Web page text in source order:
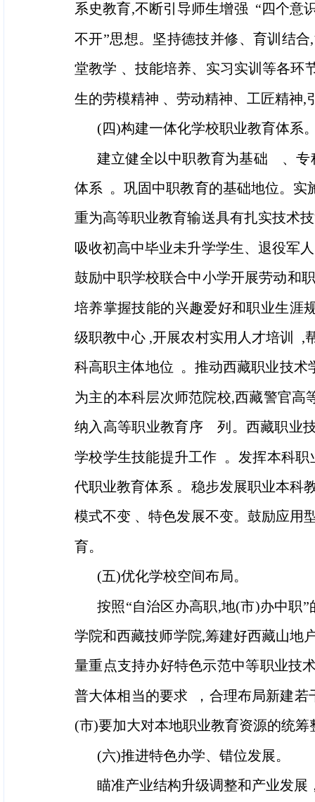
系史教育,不断引导师生增强 “四个意
不开”思想。坚持德技并修、育训结
堂教学 、技能培养、实习实训等各环
生的劳模精神 、劳动精神、工匠精神
(四)构建一体化学校职业教育体系
建立健全以中职教育为基础 、专
体系 。巩固中职教育的基础地位。
重为高等职业教育输送具有扎实技术
吸收初高中毕业未升学学生、退役军
鼓励中职学校联合中小学开展劳动和
培养掌握技能的兴趣爱好和职业生涯
级职教中心 ,开展农村实用人才培训 ,
科高职主体地位 。推动西藏职业技术
为主的本科层次师范院校,西藏警官高
纳入高等职业教育序 列。西藏职业
学校学生技能提升工作 。发挥本科
代职业教育体系 。稳步发展职业本
模式不变 、特色发展不变。鼓励应用
育。
(五)优化学校空间布局。
按照“自治区办高职,地(市)办中职
学院和西藏技师学院,筹建好西藏山
量重点支持办好特色示范中等职业技
普大体相当的要求 ，合理布局新建
(市)要加大对本地职业教育资源的统
(六)推进特色办学、错位发展。
瞄准产业结构升级调整和产业发